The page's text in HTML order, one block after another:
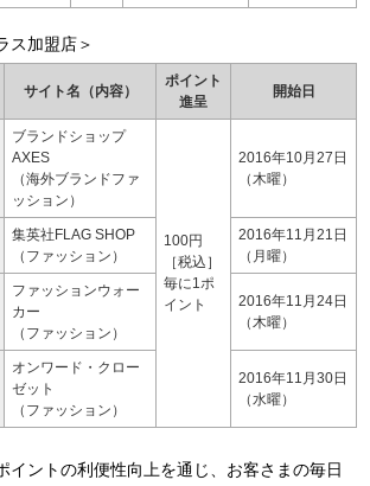
ス加盟店＞
サイト名（内容）
ポイント
進呈
開始日
ブランドショップ
AXES
（海外ブランドファ
ッション）
100円
［税込］
毎に1ポ
イント
2016年10月27日
（木曜）
集英社FLAG SHOP
（ファッション）
2016年11月21日
（月曜）
ファッションウォー
カー
（ファッション）
2016年11月24日
（木曜）
オンワード・クロー
ゼット
（ファッション）
2016年11月30日
（水曜）
イントの利便性向上を通じ、お客さまの毎日